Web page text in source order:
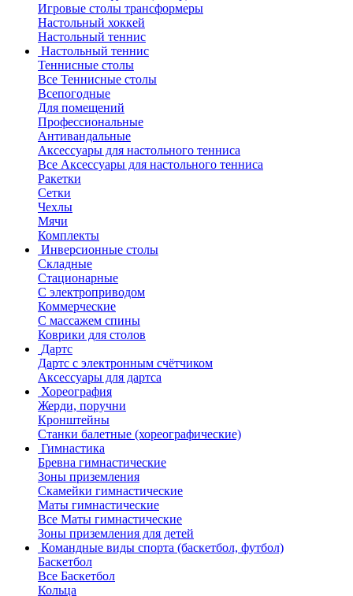
Игровые столы трансформеры
Настольный хоккей
Настольный теннис
Настольный теннис
Теннисные столы
Все Теннисные столы
Всепогодные
Для помещений
Профессиональные
Антивандальные
Аксессуары для настольного тенниса
Все Аксессуары для настольного тенниса
Ракетки
Сетки
Чехлы
Мячи
Комплекты
Инверсионные столы
Складные
Стационарные
С электроприводом
Коммерческие
С массажем спины
Коврики для столов
Дартс
Дартс с электронным счётчиком
Аксессуары для дартса
Хореография
Жерди, поручни
Кронштейны
Станки балетные (хореографические)
Гимнастика
Бревна гимнастические
Зоны приземления
Скамейки гимнастические
Маты гимнастические
Все Маты гимнастические
Зоны приземления для детей
Командные виды спорта (баскетбол, футбол)
Баскетбол
Все Баскетбол
Кольца